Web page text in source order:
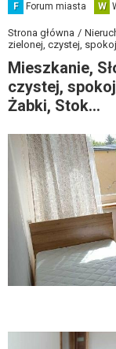
F Forum miasta W
Strona główna
zielonej, czystej,
Mieszkanie,
czystej,
Żabki, Stok...